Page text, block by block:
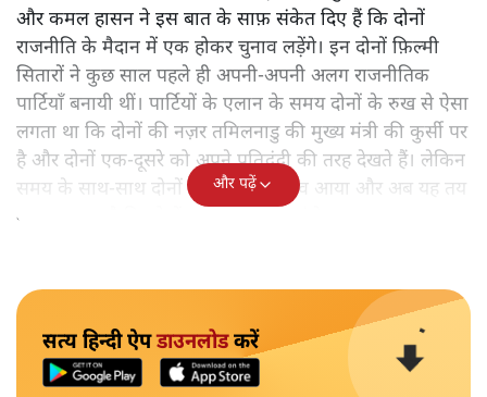
और कमल हासन ने इस बात के साफ़ संकेत दिए हैं कि दोनों
राजनीति के मैदान में एक होकर चुनाव लड़ेंगे। इन दोनों फ़िल्मी
सितारों ने कुछ साल पहले ही अपनी-अपनी अलग राजनीतिक
पार्टियाँ बनायी थीं। पार्टियों के एलान के समय दोनों के रुख से ऐसा
लगता था कि दोनों की नज़र तमिलनाडु की मुख्य मंत्री की कुर्सी पर
है और दोनों एक-दूसरे को अपने प्रतिद्वंद्वी की तरह देखते हैं। लेकिन
समय के साथ-साथ दोनों के रुख में बदलाव आया और अब यह तय
माना जा रहा है कि दोनों एक-साथ आ जाएंगे।
और पढ़ें
सत्य हिन्दी ऐपडाउनलोडकरें